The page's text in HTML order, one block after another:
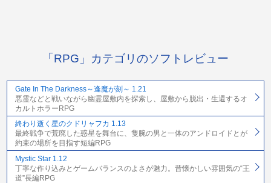
「RPG」カテゴリのソフトレビュー
Gate In The Darkness～逢魔が刻～ 1.21
悪霊などと戦いながら幽霊屋敷内を探索し、屋敷から脱出・生還するオ
カルトホラーRPG
終わり逝く星のクドリャフカ 1.13
最終戦争で荒廃した惑星を舞台に、隻腕の男と一体のアンドロイドとが
約束の場所を目指す短編RPG
Mystic Star 1.12
丁寧な作り込みとゲームバランスのよさが魅力。昔懐かしい雰囲気の“王
道”長編RPG